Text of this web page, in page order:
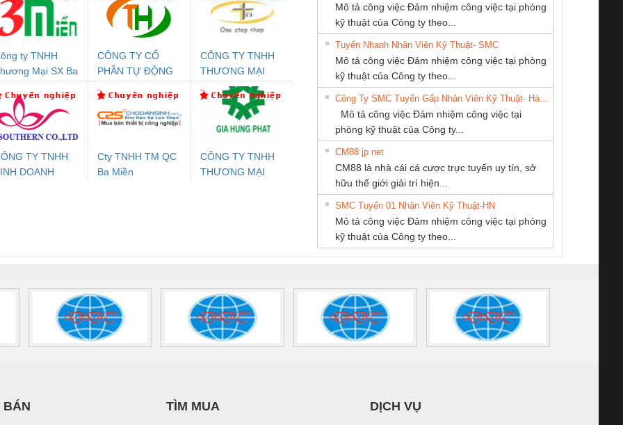
An Toàn
Contact
1NO-
24DC-SP -
Rơ Le An Toàn
Phoenix Contact
PSR-SCP-
- 2981059
Điện AC
Mô-đun Ắc Quy UPS
Bộ Lặp Tín Hiệu
PROFIBUS Phoenix
Contact PSI-REP-
PROFIBUS/12MB -
2708863
Rơ Le An Toàn
Phoenix Contact
2986960 – PSR-
SCP-
24DC/FSP/2X1/1X2
Rơ Le An Toàn
Bộ giám sát chuỗi
tấm pin
TRANSCLINIC 16I+
1K5 H (2502520000)
Bộ giám sát chuỗi
tấm pin
TRANSCLINIC 16I+
1K5 L (2433950000)
Bộ giám sát dòng
TRANSCLINIC 16I+
(2008130000)
điện TRANSCLINIC
BKE 1K5.4
(7791400879)2. Giá
Nẹp nhôm chống
trơn Đà Nẵng
ty TNHH
Mại SX Ba
CÔNG TY CỔ
PHẦN TỰ ĐỘNG
CÔNG TY TNHH
THƯƠNG MẠI
THIÊN ÂN VIỆT
NAM
TY TNHH
DOANH
Cty TNHH TM QC
Ba Miền
CÔNG TY TNHH
THƯƠNG MẠI
CONG TY TNHH
TM-DV DAI DONG
THANH
CÔNG TY TNHH
KỸ THUẬT KTECH
VIỆT NAM
CÔNG TY TNHH
NGHIỆP NIHON
SETSUBI VIỆT
NAM
CÔNG TY TNHH
MEKONG MARINE
SUPPLY
PHẦN DÂY VÀ
CÁP ĐIỆN
THƯỢNG ĐÌNH
Thiết Bị Điện Nam
Mô tả công việc Đảm nhiệm công việc tại phòng
kỹ thuật của Công ty theo...
Tuyển Nhanh Nhân Viên Kỹ Thuật- SMC
Mô tả công việc Đảm nhiệm công việc tại phòng
kỹ thuật của Công ty theo...
Mô tả công việc Đảm nhiệm công việc tại
phòng kỹ thuật của Công ty...
CM88 jp net
CM88 là nhà cái cá cược trực tuyến uy tín, sở
hữu thế giới giải trí hiện...
SMC Tuyển 01 Nhân Viên Kỹ Thuật-HN
Mô tả công việc Đảm nhiệm công việc tại phòng
kỹ thuật của Công ty theo...
BÁN TÌM MUA DỊCH VỤ